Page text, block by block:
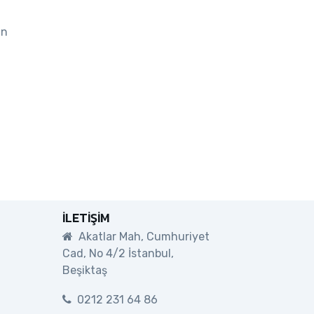
İLETIŞIM
Akatlar Mah, Cumhuriyet
Cad, No 4/2 İstanbul,
Beşiktaş
0212 231 64 86